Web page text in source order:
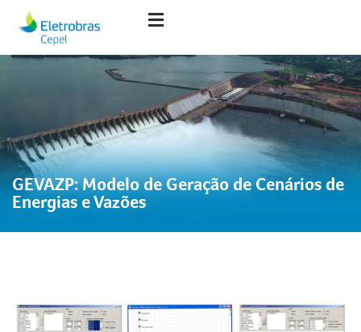
GEVAZP: Modelo de Geração de Cenários de
Energias e Vazões